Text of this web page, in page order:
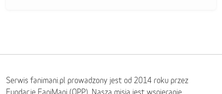
Serwis fanimani.pl prowadzony jest od 2014 roku przez
Fundację FaniMani (OPP). Naszą misją jest wspieranie